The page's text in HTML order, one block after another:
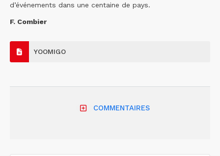
d’événements dans une centaine de pays.
F. Combier
YOOMIGO
COMMENTAIRES